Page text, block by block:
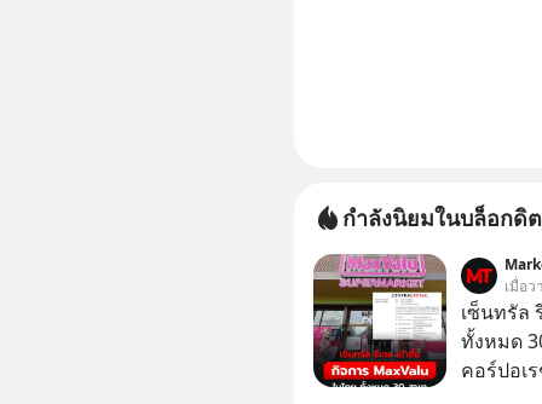
กำลังนิยมในบล็อกดิต
เมื่อว
เซ็นทรัล
ทั้งหมด
คอร์ปอเ